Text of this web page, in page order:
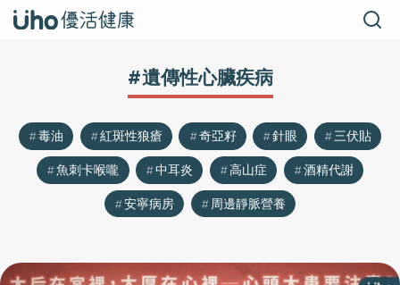
#遺傳性心臟疾病
毒油 紅斑性狼瘡 奇亞籽 針眼
三伏貼
魚刺卡喉嚨
中耳炎 高山症
酒精代謝
安寧病房
周邊靜脈營養